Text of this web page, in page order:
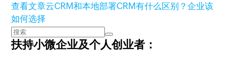
查看文章云CRM和本地部署CRM有什么区别？企业该
如何选择
扶持小微企业及个人创业者：